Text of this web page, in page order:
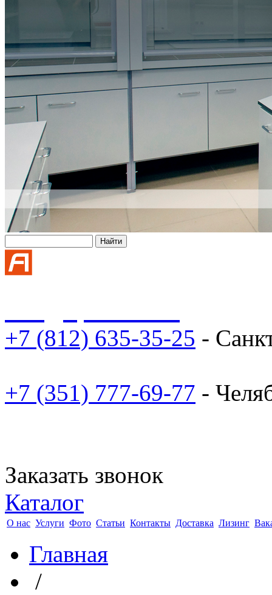
+7 (812) 635-35-25 -
+7 (351) 777-69-77 -
Заказать звонок
Каталог
О нас Услуги Фото Статьи Контакты Доставка Лизинг
Главная
/